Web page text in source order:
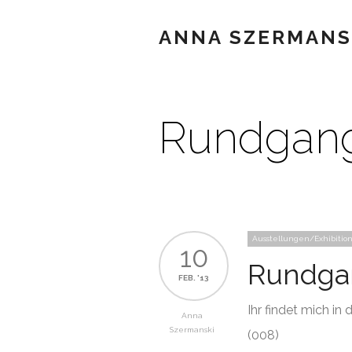
ANNA
10
FEB. '13
Anna
Szermanski
Ausstellungen/
Ihr findet mich in
(008)